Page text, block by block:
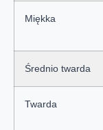
Miękka
Średnio twarda
Twarda